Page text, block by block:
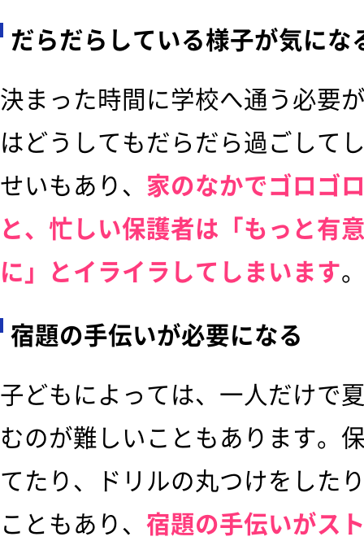
だらだらしている様子が気にな
決まった時間に学校へ通う必要
はどうしてもだらだら過ごして
せいもあり、 家のなかでゴロゴ
と、忙しい保護者は「もっと有
に」とイライラしてしまいます
宿題の手伝いが必要になる
子どもによっては、一人だけで
むのが難しいこともあります。
てたり、ドリルの丸つけをした
こともあり、 宿題の手伝いがス